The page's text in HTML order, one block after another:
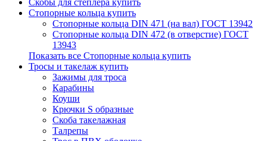
Скобы для степлера купить
Стопорные кольца купить
Стопорные кольца DIN 471 (на вал) ГОСТ 13942
Стопорные кольца DIN 472 (в отверстие) ГОСТ
13943
Показать все Стопорные кольца купить
Тросы и такелаж купить
Зажимы для троса
Карабины
Коуши
Крючки S образные
Скоба такелажная
Талрепы